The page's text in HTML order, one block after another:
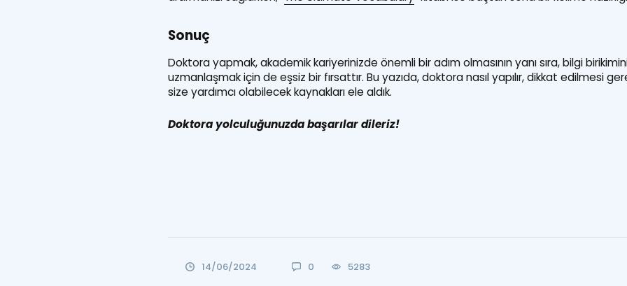
Sonuç
Doktora yapmak, akademik kariyerinizde önemli bir adım olmasının yanı sıra, bilgi
uzmanlaşmak için de eşsiz bir fırsattır. Bu yazıda, doktora nasıl yapılır, dikkat edilmesi
size yardımcı olabilecek kaynakları ele aldık.
Doktora yolculuğunuzda başarılar dileriz!
14/06/2024 0 5283